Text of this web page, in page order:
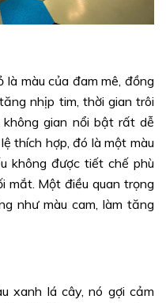
là màu của đam mê, đồng
nhịp tim, thời gian trôi
gian nổi bật rất dễ
thích hợp, đó là một màu
không được tiết chế phù
mắt. Một điều quan trọng
như màu cam, làm tăng
xanh lá cây, nó gợi cảm